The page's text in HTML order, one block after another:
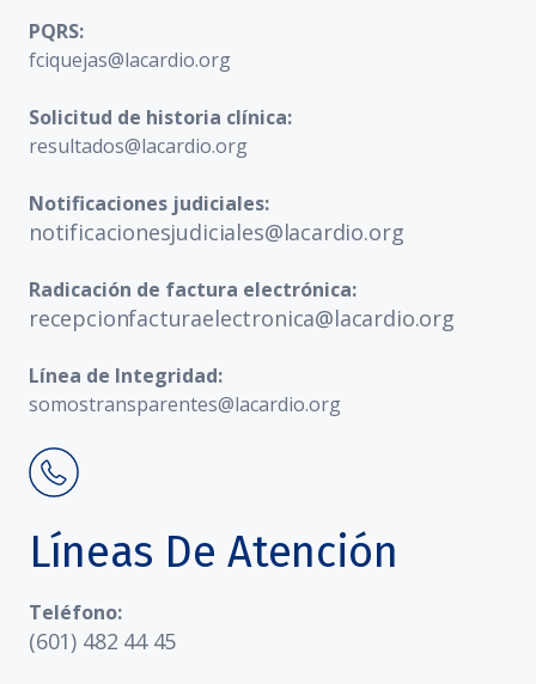
PQRS:
fciquejas@lacardio.org
Solicitud de historia clínica:
resultados@lacardio.org
Notificaciones judiciales:
notificacionesjudiciales@lacardio.org
Radicación de factura electrónica:
recepcionfacturaelectronica@lacardio.org
Línea de Integridad:
somostransparentes@lacardio.org
Líneas De Atención
Teléfono:
(601) 482 44 45